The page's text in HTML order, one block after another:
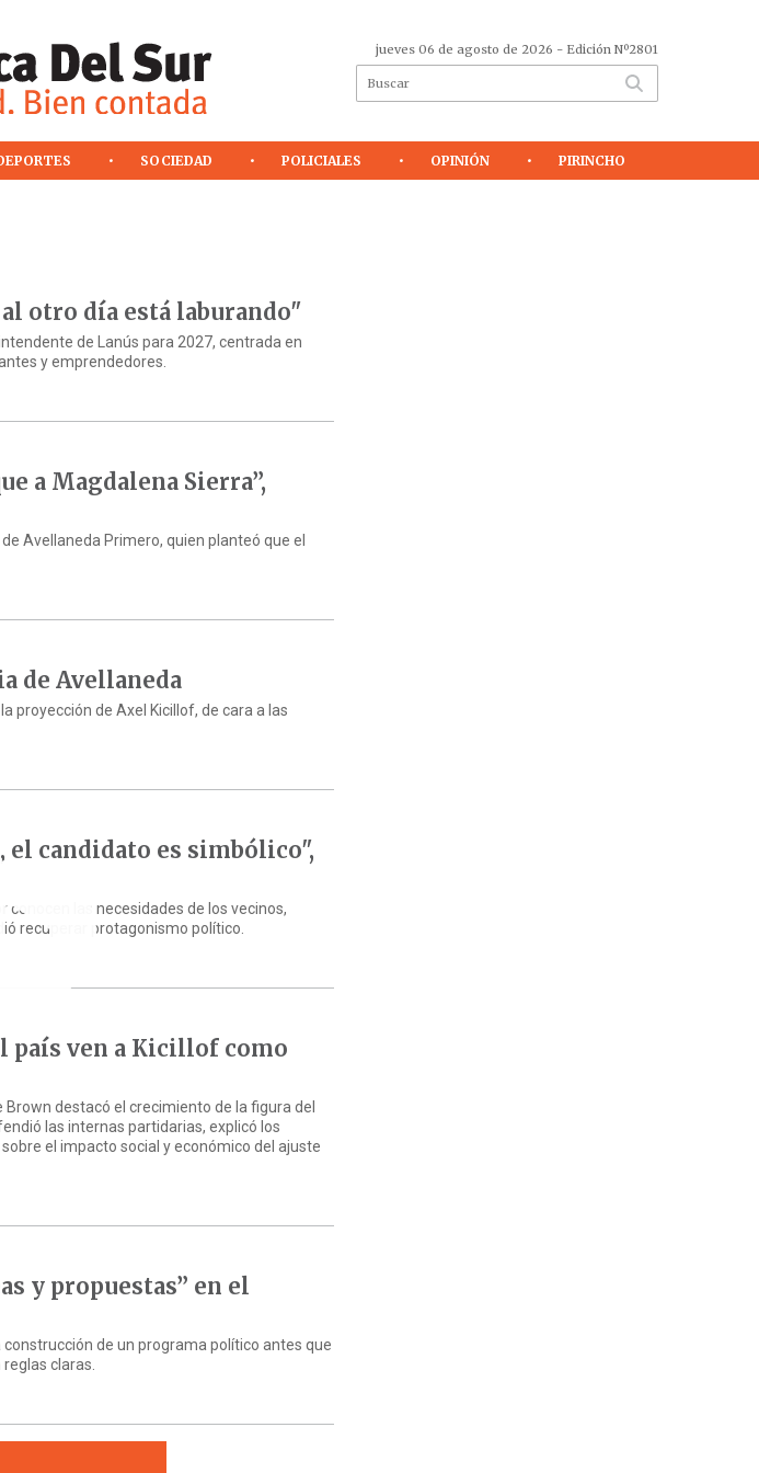
jueves 06 de agosto de 2026 - Edición Nº2801
SOCIEDAD POLICIALES OPINIÓN PIRINCHO
otro día está laburando"
de Lanús para 2027, centrada en
y emprendedores.
a Magdalena Sierra”,
Avellaneda Primero, quien planteó que el
de Avellaneda
proyección de Axel Kicillof, de cara a las
candidato es simbólico",
las necesidades de los vecinos,
recuperar protagonismo político.
país ven a Kicillof como
destacó el crecimiento de la figura del
las internas partidarias, explicó los
el impacto social y económico del ajuste
y propuestas” en el
de un programa político antes que
claras.